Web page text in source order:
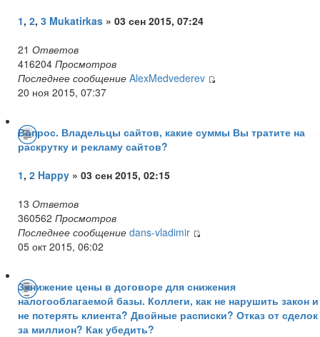
1, 2, 3 Mukatirkas » 03 сен 2015, 07:24
21 Ответов
416204 Просмотров
Последнее сообщение AlexMedvederev
20 ноя 2015, 07:37
Вопрос. Владельцы сайтов, какие суммы Вы тратите на
раскрутку и рекламу сайтов?
1, 2 Happy » 03 сен 2015, 02:15
13 Ответов
360562 Просмотров
Последнее сообщение dans-vladimir
05 окт 2015, 06:02
Занижение цены в договоре для снижения
налогооблагаемой базы. Коллеги, как не нарушить закон и
не потерять клиента? Двойные расписки? Отказ от сделок
за миллион? Как убедить?